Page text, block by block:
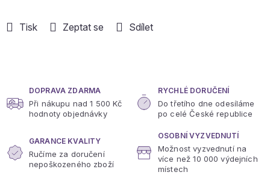
Tisk Zeptat se Sdílet
DOPRAVA ZDARMA
Při nákupu nad 1 500 Kč
hodnoty objednávky
RYCHLÉ DORUČENÍ
Do třetího dne odesíláme
po celé České republice
GARANCE KVALITY
Ručíme za doručení
nepoškozeného zboží
OSOBNÍ VYZVEDNUTÍ
Možnost vyzvednutí na
více než 10 000 výdejních
místech